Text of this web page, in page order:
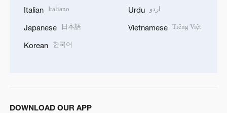
Italian Italiano
Japanese 日本語
Korean 한국어
Urdu اردو
Vietnamese Tiếng Việt
DOWNLOAD OUR APP